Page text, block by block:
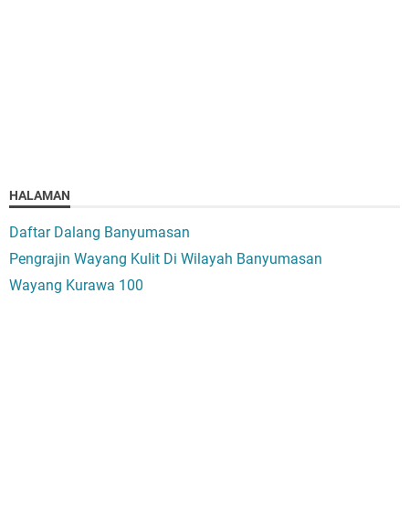
HALAMAN
Daftar Dalang Banyumasan
Pengrajin Wayang Kulit Di Wilayah Banyumasan
Wayang Kurawa 100